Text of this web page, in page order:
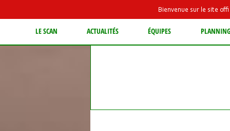
Bienvenue sur le site
LE SCAN ACTUALITÉS ÉQUIPES